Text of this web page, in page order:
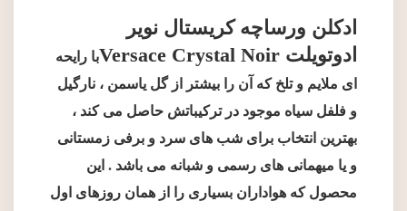
ادکلن ورساچه کریستال نویر
ادوتویلت Versace Crystal Noir
با رایحه
ای ملایم و تلخ که آن را بیشتر از گل یاسمن ، نارگیل
و فلفل سیاه موجود در ترکیباتش حاصل می کند ،
بهترین انتخاب برای شب های سرد و برفی زمستانی
و یا میهمانی های رسمی و شبانه می باشد . این
محصول که هواداران بسیاری را از همان روزهای اول